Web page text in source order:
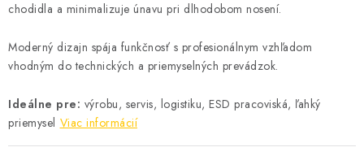
chodidla a minimalizuje únavu pri dlhodobom nosení.
Moderný dizajn spája funkčnosť s profesionálnym vzhľadom
vhodným do technických a priemyselných prevádzok.
Ideálne pre: výrobu, servis, logistiku, ESD pracoviská, ľahký
priemysel Viac informácií